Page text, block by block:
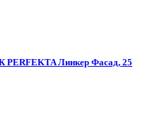
Линкер Фасад, 25